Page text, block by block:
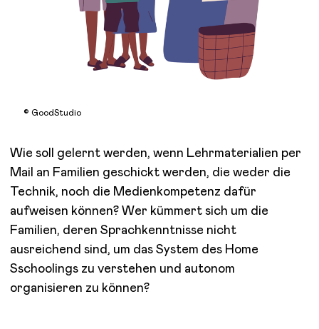
© GoodStudio
Wie soll gelernt werden, wenn Lehrmaterialien per
Mail an Familien geschickt werden, die weder die
Technik, noch die Medienkompetenz dafür
aufweisen können? Wer kümmert sich um die
Familien, deren Sprachkenntnisse nicht
ausreichend sind, um das System des Home
Sschoolings zu verstehen und autonom
organisieren zu können?